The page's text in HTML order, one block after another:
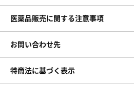
医薬品販売に関する注意事項
お問い合わせ先
特商法に基づく表示